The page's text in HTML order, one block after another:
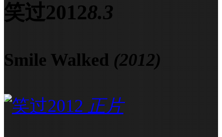
笑过20128.3
Smile Walked (2012)
正片